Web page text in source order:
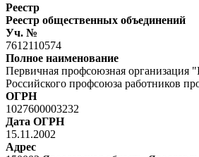
Реестр
Реестр общественных объединений
Уч. №
7612110574
Полное наименование
Первичная профсоюзная организация
Российского профсоюза работников
ОГРН
1027600003232
Дата ОГРН
15.11.2002
Адрес